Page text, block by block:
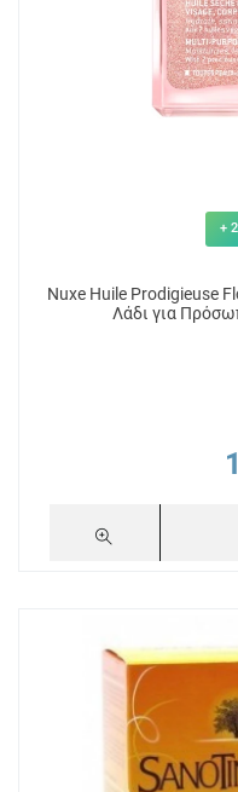
+
Nuxe Huile Prodigieuse
Λάδι για